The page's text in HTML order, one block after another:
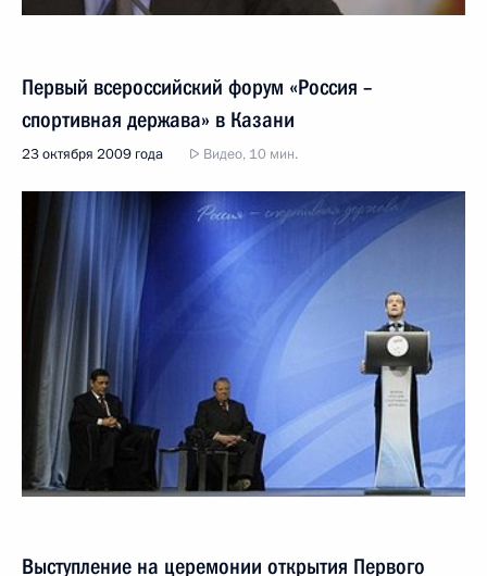
Первый всероссийский форум «Россия –
спортивная держава» в Казани
23 октября 2009 года Видео, 10 мин.
Выступление на церемонии открытия Первого